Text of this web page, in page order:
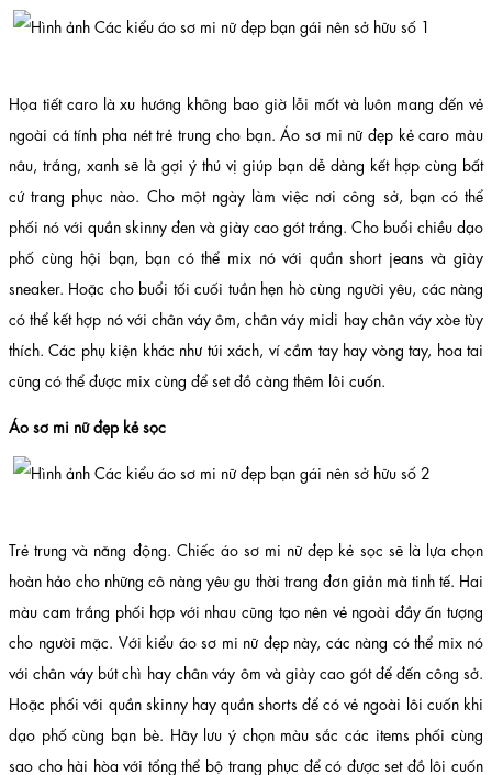
Họa tiết caro là xu hướng không bao giờ lỗi mốt và luôn mang đến vẻ
ngoài cá tính pha nét trẻ trung cho bạn. Áo sơ mi nữ đẹp kẻ caro màu
nâu, trắng, xanh sẽ là gợi ý thú vị giúp bạn dễ dàng kết hợp cùng bất
cứ trang phục nào. Cho một ngày làm việc nơi công sở, bạn có thể
phối nó với quần skinny đen và giày cao gót trắng. Cho buổi chiều dạo
phố cùng hội bạn, bạn có thể mix nó với quần short jeans và giày
sneaker. Hoặc cho buổi tối cuối tuần hẹn hò cùng người yêu, các nàng
có thể kết hợp nó với chân váy ôm, chân váy midi hay chân váy xòe tùy
thích. Các phụ kiện khác như túi xách, ví cầm tay hay vòng tay, hoa tai
cũng có thể được mix cùng để set đồ càng thêm lôi cuốn.
Áo sơ mi nữ đẹp kẻ sọc
Trẻ trung và năng động. Chiếc áo sơ mi nữ đẹp kẻ sọc sẽ là lựa chọn
hoàn hảo cho những cô nàng yêu gu thời trang đơn giản mà tinh tế. Hai
màu cam trắng phối hợp với nhau cũng tạo nên vẻ ngoài đầy ấn tượng
cho người mặc. Với kiểu áo sơ mi nữ đẹp này, các nàng có thể mix nó
với chân váy bút chì hay chân váy ôm và giày cao gót để đến công sở.
Hoặc phối với quần skinny hay quần shorts để có vẻ ngoài lôi cuốn khi
dạo phố cùng bạn bè. Hãy lưu ý chọn màu sắc các items phối cùng
sao cho hài hòa với tổng thể bộ trang phục để có được set đồ lôi cuốn